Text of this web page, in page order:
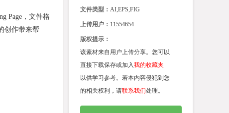
Page，文件格
创作带来帮
文件类型： AI,EPS,FIG
上传用户： 11554654
版权提示：
该素材来自用户上传分享。您可以
直接下载保存或加入我的收藏夹
以供学习参考。若本内容侵犯到您
的相关权利，请联系我们处理。